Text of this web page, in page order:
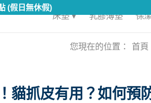
假)
床墊 ▾ 乳膠薄墊 保
您現在的位置： 首頁
貓抓皮有用？如何預